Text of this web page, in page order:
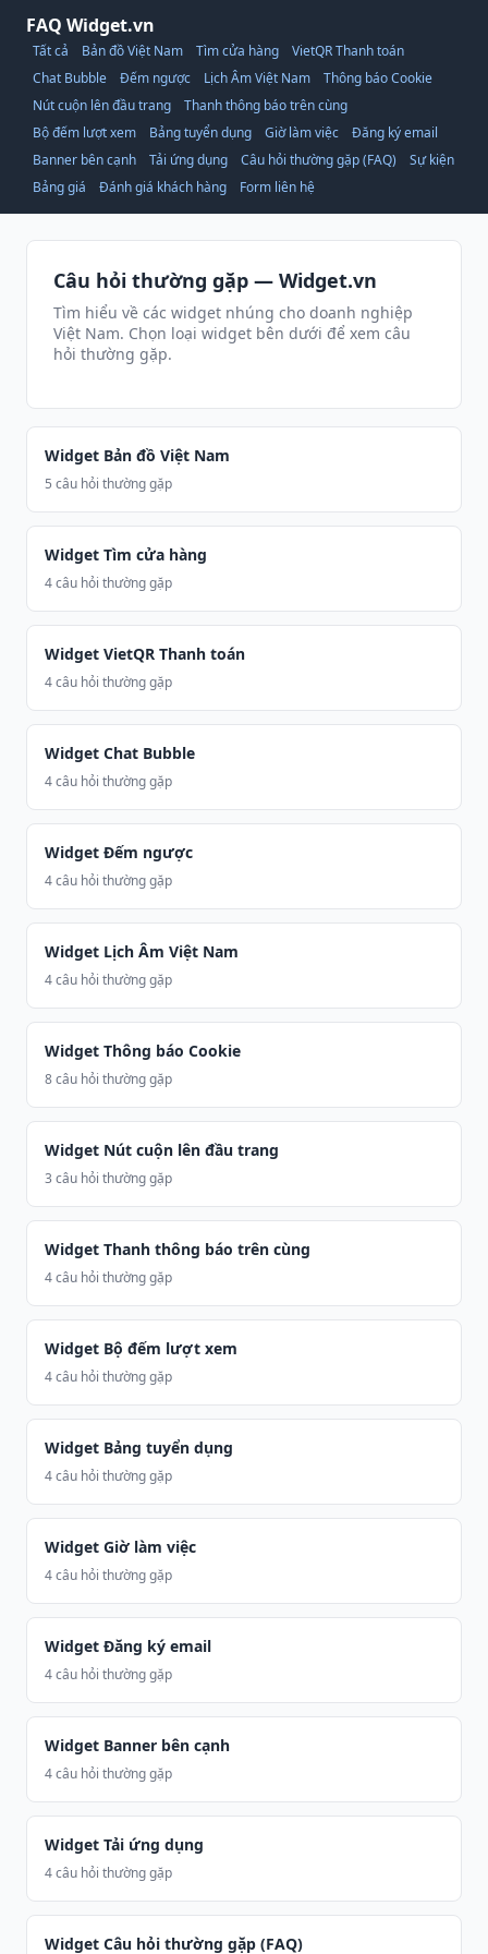
FAQ Widget.vn
Tất cả Bản đồ Việt Nam Tìm cửa hàng
VietQR Thanh toán
Chat Bubble
Đếm ngược Lịch Âm Việt Nam
Thông báo Cookie
Nút cuộn lên đầu trang
Thanh thông báo trên cùng
Bộ đếm lượt xem
Bảng tuyển dụng Giờ làm việc
Đăng ký email
Banner bên cạnh
Tải ứng dụng Câu hỏi thường gặp (FAQ)
Sự kiện
Bảng giá
Đánh giá khách hàng Form liên hệ
Câu hỏi thường gặp — Widget.vn
Tìm hiểu về các widget nhúng cho doanh nghiệp
Việt Nam. Chọn loại widget bên dưới để xem câu
hỏi thường gặp.
Widget Bản đồ Việt Nam
5 câu hỏi thường gặp
Widget Tìm cửa hàng
4 câu hỏi thường gặp
Widget VietQR Thanh toán
4 câu hỏi thường gặp
Widget Chat Bubble
4 câu hỏi thường gặp
Widget Đếm ngược
4 câu hỏi thường gặp
Widget Lịch Âm Việt Nam
4 câu hỏi thường gặp
Widget Thông báo Cookie
8 câu hỏi thường gặp
Widget Nút cuộn lên đầu trang
3 câu hỏi thường gặp
Widget Thanh thông báo trên cùng
4 câu hỏi thường gặp
Widget Bộ đếm lượt xem
4 câu hỏi thường gặp
Widget Bảng tuyển dụng
4 câu hỏi thường gặp
Widget Giờ làm việc
4 câu hỏi thường gặp
Widget Đăng ký email
4 câu hỏi thường gặp
Widget Banner bên cạnh
4 câu hỏi thường gặp
Widget Tải ứng dụng
4 câu hỏi thường gặp
Widget Câu hỏi thường gặp (FAQ)